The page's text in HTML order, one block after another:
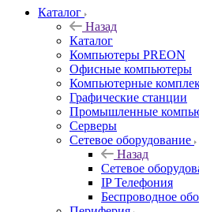
Каталог
Назад
Каталог
Компьютеры PREON
Офисные компьютеры
Компьютерные
Графические станции
Промышленные
Серверы
Сетевое оборудование
Назад
Сетевое
IP Телефония
Беспроводное